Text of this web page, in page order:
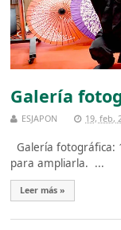
Galería
ESJAPON 19, feb,
Galería fotográfica:
para ampliarla. ...
Leer más »